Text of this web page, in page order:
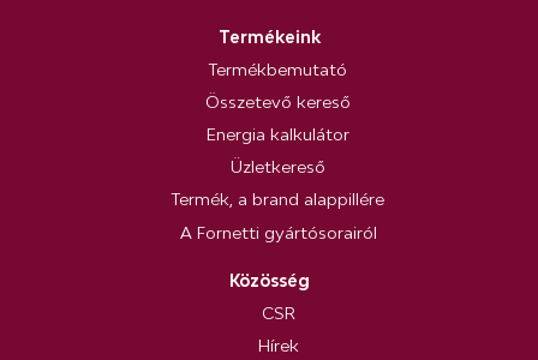
Termékeink
Termékbemutató
Összetevő kereső
Energia kalkulátor
Üzletkereső
Termék, a brand alappillére
A Fornetti gyártósorairól
Közösség
CSR
Hírek